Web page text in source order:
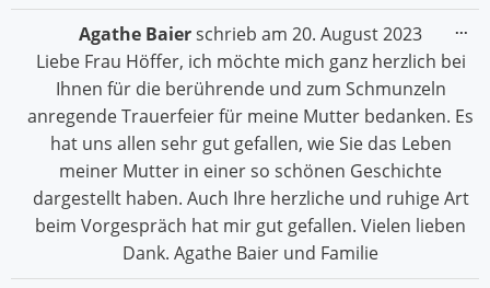
Agathe Baierschrieb am 20. August 2023
Liebe Frau Höffer, ich möchte mich ganz herzlich bei
Ihnen für die berührende und zum Schmunzeln
anregende Trauerfeier für meine Mutter bedanken. Es
hat uns allen sehr gut gefallen, wie Sie das Leben
meiner Mutter in einer so schönen Geschichte
dargestellt haben. Auch Ihre herzliche und ruhige Art
beim Vorgespräch hat mir gut gefallen. Vielen lieben
Dank. Agathe Baier und Familie
...